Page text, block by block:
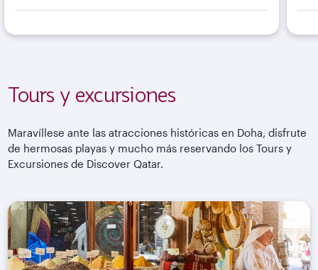
Tours y excursiones
Maravíllese ante las atracciones históricas en Doha, disfrute
de hermosas playas y mucho más reservando los Tours y
Excursiones de Discover Qatar.